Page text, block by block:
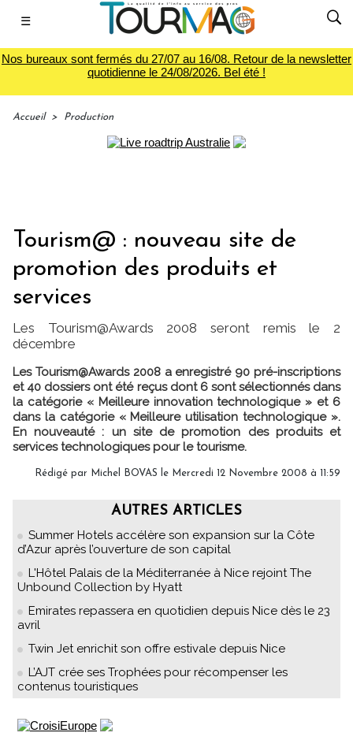
☰
Nos bureaux sont fermés du 27/07 au 16/08. Retour de la newsletter
quotidienne le 24/08/2026. Bel été !
Accueil > Production
Tourism@ : nouveau site de
promotion des produits et
services
Les Tourism@Awards 2008 seront remis le 2
décembre
Les Tourism@Awards 2008 a enregistré 90 pré-inscriptions
et 40 dossiers ont été reçus dont 6 sont sélectionnés dans
la catégorie « Meilleure innovation technologique » et 6
dans la catégorie « Meilleure utilisation technologique ».
En nouveauté : un site de promotion des produits et
services technologiques pour le tourisme.
Rédigé par Michel BOVAS le Mercredi 12 Novembre 2008 à 11:59
AUTRES ARTICLES
Summer Hotels accélère son expansion sur la Côte
d’Azur après l’ouverture de son capital
L'Hôtel Palais de la Méditerranée à Nice rejoint The
Unbound Collection by Hyatt
Emirates repassera en quotidien depuis Nice dès le 23
avril
Twin Jet enrichit son offre estivale depuis Nice
L’AJT crée ses Trophées pour récompenser les
contenus touristiques